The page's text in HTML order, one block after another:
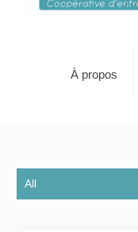
À propos
All